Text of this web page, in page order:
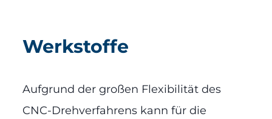
Werkstoffe
Aufgrund der großen Flexibilität des
CNC-Drehverfahrens kann für die